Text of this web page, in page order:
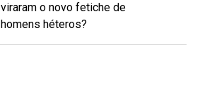
viraram o novo fetiche de
homens héteros?